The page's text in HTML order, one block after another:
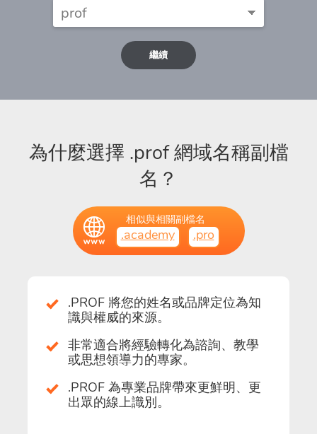
繼續
為什麼選擇 .prof 網域名稱副檔
名？
相似與相關副檔名
.academy .pro
.PROF 將您的姓名或品牌定位為知
識與權威的來源。
非常適合將經驗轉化為諮詢、教學
或思想領導力的專家。
.PROF 為專業品牌帶來更鮮明、更
出眾的線上識別。